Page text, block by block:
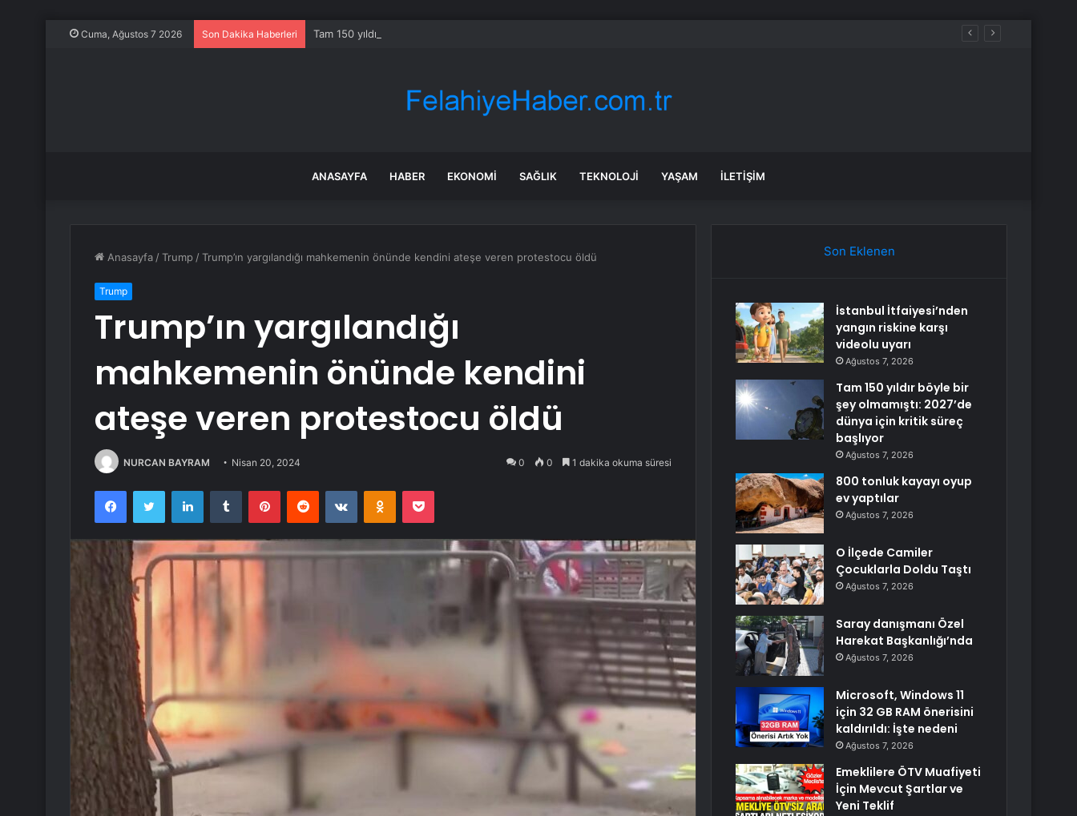
Cuma, Ağustos 7 2026 Son Dakika Haberleri Tam 150 yıldır böyle bir şey olmamıştı: 2027’de dünya için kritik süreç başlıyor
ANASAYFA HABER EKONOMI SAĞLIK TEKNOLOJI YAŞAM İLETIŞIM
Anasayfa /Trump /Trump’ın yargılandığı mahkemenin önünde kendini ateşe veren protestocu öldü
Trump
Trump’ın yargılandığı
mahkemenin önünde kendini
ateşe veren protestocu öldü
NURCAN BAYRAM Nisan 20, 2024 0 0 1 dakika okuma süresi
FacebookTwitter LinkedInTumblr PinterestReddit VKontakteOdnoklassniki
Pocket
Son Eklenen
İstanbul İtfaiyesi’nden
yangın riskine karşı
videolu uyarı
Ağustos 7, 2026
Tam 150 yıldır böyle bir
şey olmamıştı: 2027’de
dünya için kritik süreç
başlıyor
Ağustos 7, 2026
800 tonluk kayayı oyup
ev yaptılar
Ağustos 7, 2026
O İlçede Camiler
Çocuklarla Doldu Taştı
Ağustos 7, 2026
Saray danışmanı Özel
Harekat Başkanlığı’nda
Ağustos 7, 2026
Microsoft, Windows 11
için 32 GB RAM önerisini
kaldırıldı: İşte nedeni
Ağustos 7, 2026
Emeklilere ÖTV Muafiyeti
İçin Mevcut Şartlar ve
Yeni Teklif